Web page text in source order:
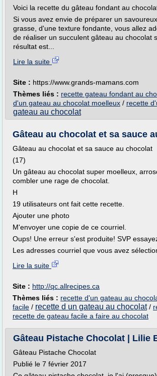
Voici la recette du gâteau fondant au
Si vous avez envie de préparer un
grasse, d'une texture fondante, vous allez
de réaliser un succulent gâteau au chocolat
résultat est...
Lire la suite
Site : https://www.grands-mamans.com
Thèmes liés : recette gateau fondant au
d'un gateau au chocolat moelleux / recette
gateau au chocolat
Gâteau au chocolat et sa sauce
Gâteau au chocolat et sa sauce au chocolat
(17)
Un gâteau au chocolat super moelleux,
combler une rage de chocolat.
H
19 utilisateurs ont fait cette recette.
Ajouter une photo
M'envoyer une copie de ce courriel.
Oups! Une erreur s'est produite! SVP
Les adresses courriel que vous avez
Lire la suite
Site : http://qc.allrecipes.ca
Thèmes liés : recette d'un gateau au
facile / recette d un gateau au chocolat/
recette de gateau facile a faire au chocolat
Gâteau Pistache Chocolat | Lilie
Gâteau Pistache Chocolat
Publié le 7 février 2017